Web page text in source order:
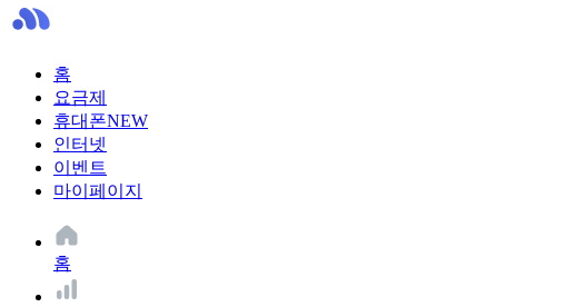
홈
요금제
휴대폰NEW
인터넷
이벤트
마이페이지
홈